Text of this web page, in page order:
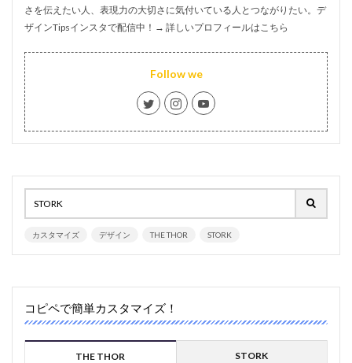
さを伝えたい人、表現力の大切さに気付いている人とつながりたい。デ
ザインTipsインスタで配信中！→ 詳しいプロフィールはこちら
Follow we
カスタマイズ デザイン THE THOR STORK
コピペで簡単カスタマイズ！
THE THOR STORK